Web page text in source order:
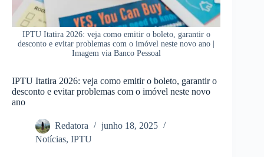
IPTU Itatira 2026: veja como emitir o boleto, garantir o
desconto e evitar problemas com o imóvel neste novo ano |
Imagem via Banco Pessoal
IPTU Itatira 2026: veja como emitir o boleto, garantir o
desconto e evitar problemas com o imóvel neste novo
ano
Redatora
junho 18, 2025
Notícias, IPTU